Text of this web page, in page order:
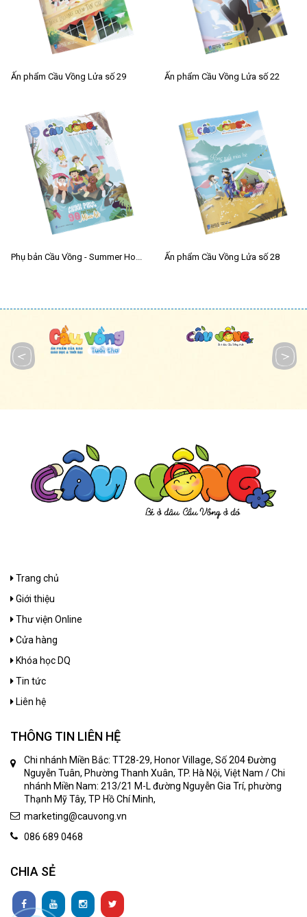
Ấn phẩm Cầu Vồng Lửa số 29 Ấn phẩm Cầu Vồng Lửa số 22
Phụ bản Cầu Vồng - Summer Holiday 2019 Ấn phẩm Cầu Vồng Lửa số 28
Trang chủ
Giới thiệu
Thư viện Online
Cửa hàng
Khóa học DQ
Tin tức
Liên hệ
THÔNG TIN LIÊN HỆ
Chi nhánh Miền Bắc: TT28-29, Honor Village, Số 204 Đường
Nguyễn Tuân, Phường Thanh Xuân, TP. Hà Nội, Việt Nam / Chi
nhánh Miền Nam: 213/21 M-L đường Nguyễn Gia Trí, phường
Thạnh Mỹ Tây, TP Hồ Chí Minh,
marketing@cauvong.vn
086 689 0468
CHIA SẺ